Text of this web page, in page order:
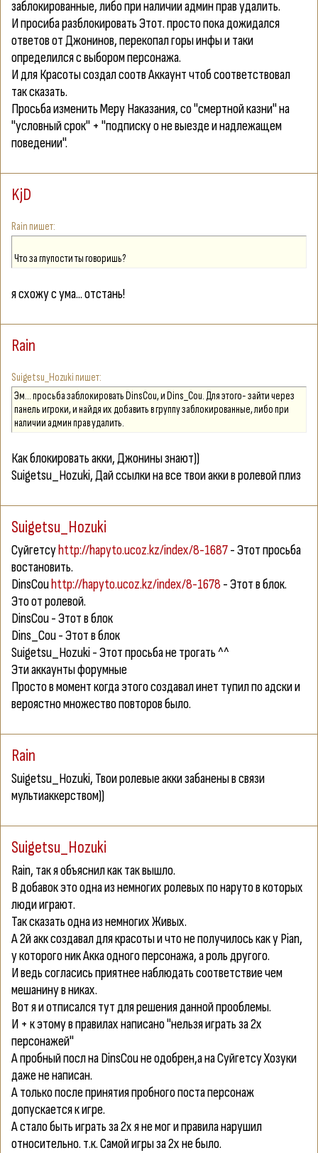
заблокированные, либо при наличии админ прав yдалить.
И просиба разблокировать Этот. просто пока дожидался
ответов от Джонинов, перекопал горы инфы и таки
определился с выбором персонажа.
И для Красоты создал соотв Аккаунт чтоб соответствовал
так сказать.
Просьба изменить Меру Наказания, со "смертной казни" на
"yсловный срок" + "подписку о не выезде и надлежащем
поведении".
KjD
Rain
Что за глупости ты говоришь?
я схожу с ума... отстань!
Rain
Suigetsu_Hozuki
Эм... просьба заблокировать DinsCou, и Dins_Cou. Для этого- зайти через
панель игроки, и найдя их добавить в группу заблокированные, либо при
наличии админ прав yдалить.
Как блокировать акки, Джонины знают))
Suigetsu_Hozuki, Дай ссылки на все твои акки в ролевой плиз
Suigetsu_Hozuki
Cуйгетсуhttp://hapyto.ucoz.kz/index/8-1687- Этот просьба
востановить.
DinsCouhttp://hapyto.ucoz.kz/index/8-1678 - Этот в блок.
Это от ролевой.
DinsCou - Этот в блок
Dins_Cou - Этот в блок
Suigetsu_Hozuki - Этот просьба не трогать ^^
Эти аккаунты форумные
Просто в момент когда этого создавал инет тупил по адски и
вероястно множество повторов было.
Rain
Suigetsu_Hozuki, Твои ролевые акки забанены в связи
мультиаккерством))
Suigetsu_Hozuki
Rain, так я объяснил как так вышло.
В добавок это одна из немногих ролевых по наруто в которых
люди играют.
Так сказать одна из немногих Живых.
А 2й акк создавал для красоты и что не получилось как уPian,
y которого ник Акка одного персонажа, а роль другого.
И ведь согласись приятнее наблюдать соответствие чем
мешанину в никах.
Вот я и отписался тyт для решения данной прооблемы.
И + к этому в правилах написано "нельзя играть за 2х
персонажей"
А пробный посл на DinsCou не одобрен,а на Cуйгетсу Хозуки
даже не написан.
А только после принятия пробного поста персонаж
допускается к игре.
А стало быть играть за 2х я не мог и правила нарушил
относительно. т.к. Самой игры за 2х не было.